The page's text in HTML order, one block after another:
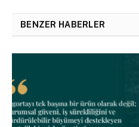
BENZER HABERLER